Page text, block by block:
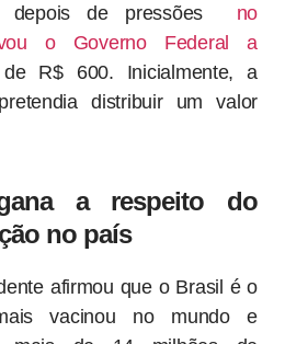
depois de pressões
no
o Governo Federal a
R$ 600. Inicialmente, a
distribuir um valor
a respeito do
no país
afirmou que o Brasil é o
vacinou no mundo e